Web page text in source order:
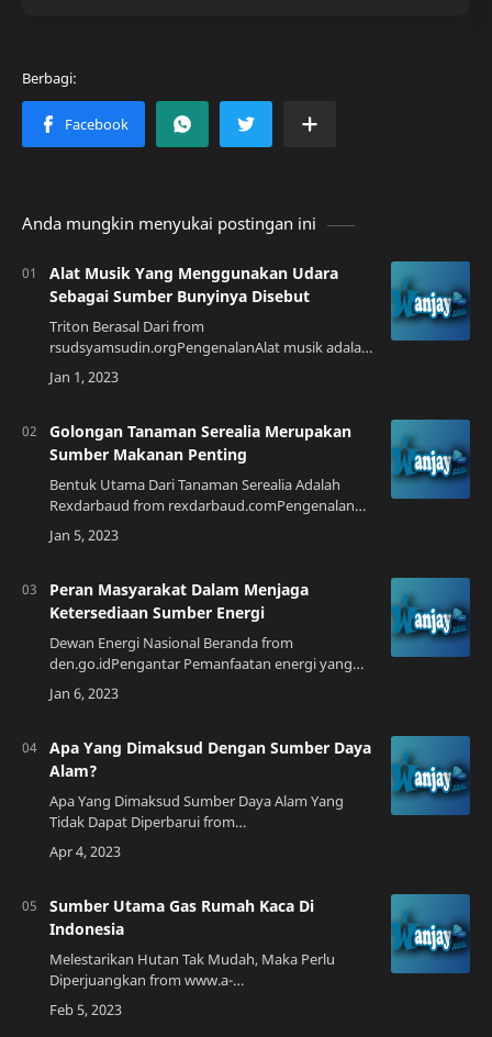
Anda mungkin menyukai postingan ini
Alat Musik Yang Menggunakan Udara
Sebagai Sumber Bunyinya Disebut
Triton Berasal Dari from
rsudsyamsudin.orgPengenalanAlat musik adalah
benda yang digunakan untuk menghasilkan
suara atau bunyi. Ada banyak jenis alat musik
Golongan Tanaman Serealia Merupakan
Sumber Makanan Penting
Bentuk Utama Dari Tanaman Serealia Adalah
Rexdarbaud from rexdarbaud.comPengenalan
Tanaman SerealiaTanaman serealia adalah jenis
tumbuhan yang banyak tumbuh di daerah
Peran Masyarakat Dalam Menjaga
Ketersediaan Sumber Energi
Dewan Energi Nasional Beranda from
den.go.idPengantar Pemanfaatan energi yang
berlebihan dan tidak efisien dapat menyebabkan
krisis energi. Krisis energi adalah kondisi di mana
Apa Yang Dimaksud Dengan Sumber Daya
Alam?
Apa Yang Dimaksud Sumber Daya Alam Yang
Tidak Dapat Diperbarui from
kabarmedia.github.ioPendahuluan Sumber daya
alam adalah semua bahan yang ditemukan di
Sumber Utama Gas Rumah Kaca Di
Indonesia
Melestarikan Hutan Tak Mudah, Maka Perlu
Diperjuangkan from www.a-
pradana.netPendahuluan Indonesia merupakan
negara yang memiliki kekayaan alam yang